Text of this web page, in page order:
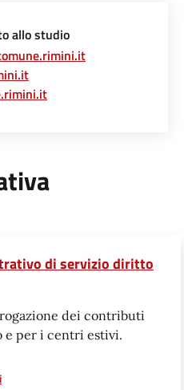
allo studio
di servizio diritto
dei contributi
per i centri estivi.
a proposito di